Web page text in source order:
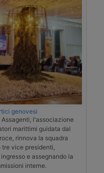
genovesi
l'associazione
marittimi guidata dal
rinnova la squadra
vice presidenti,
e assegnando la
interne.